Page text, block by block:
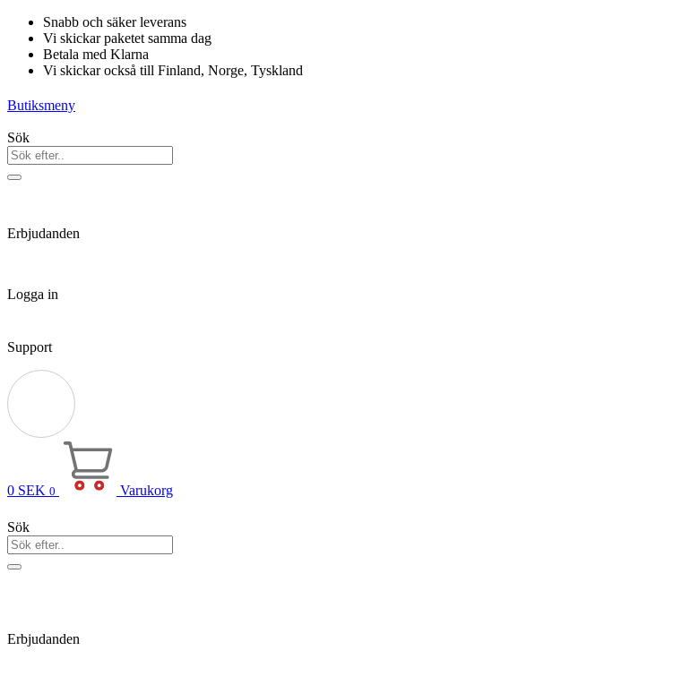
Hoppa
innehåll
Snabb och säker leverans
Vi skickar paketet samma dag
Betala med Klarna
Vi skickar också till Finland, Norge, Tyskland
Butiksmeny
Sök
Erbjudanden
Logga in
Support
0 SEK 0 Varukorg
Sök
Erbjudanden